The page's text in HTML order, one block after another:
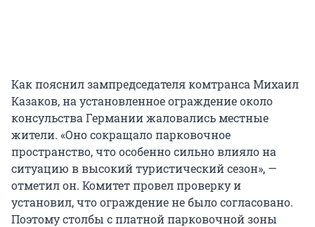
Как пояснил зампредседателя комтранса Михаил
Казаков, на установленное ограждение около
консульства Германии жаловались местные
жители. «Оно сокращало парковочное
пространство, что особенно сильно влияло на
ситуацию в высокий туристический сезон», —
отметил он. Комитет провел проверку и
установил, что ограждение не было согласовано.
Поэтому столбы с платной парковочной зоны